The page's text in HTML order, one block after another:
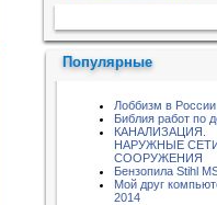
Популярные
Лоббизм в России
Библия работ по
КАНАЛИЗАЦИЯ.
НАРУЖНЫЕ
СООРУЖЕНИЯ
Бензопила Stihl
Мой друг
2014